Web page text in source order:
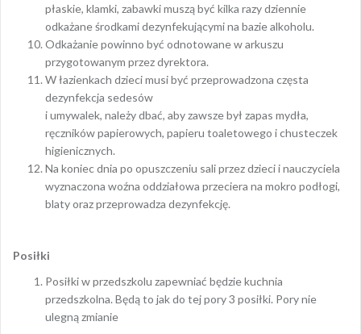
płaskie, klamki, zabawki muszą być kilka razy dziennie
odkażane środkami dezynfekującymi na bazie alkoholu.
Odkażanie powinno być odnotowane w arkuszu
przygotowanym przez dyrektora.
W łazienkach dzieci musi być przeprowadzona częsta
dezynfekcja sedesów
i umywalek, należy dbać, aby zawsze był zapas mydła,
ręczników papierowych, papieru toaletowego i chusteczek
higienicznych.
Na koniec dnia po opuszczeniu sali przez dzieci i nauczyciela
wyznaczona woźna oddziałowa przeciera na mokro podłogi,
blaty oraz przeprowadza dezynfekcję.
Posiłki
Posiłki w przedszkolu zapewniać będzie kuchnia
przedszkolna. Będą to jak do tej pory 3 posiłki. Pory nie
ulegną zmianie